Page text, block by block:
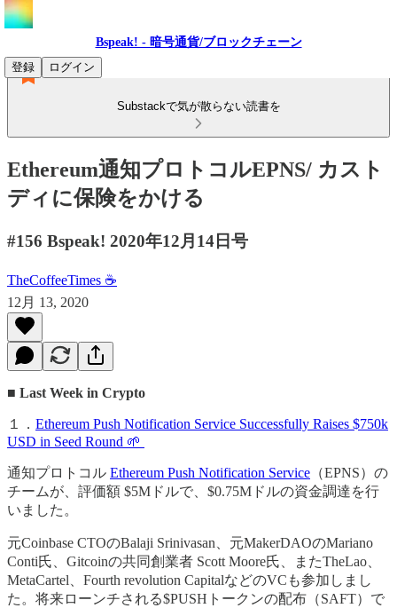
Bspeak! - 暗号通貨/ブロックチェーン
登録
ログイン
Substackで気が散らない読書を
Ethereum通知プロトコルEPNS/ カスト
ディに保険をかける
#156 Bspeak! 2020年12月14日号
TheCoffeeTimes ☕
12月 13, 2020
■ Last Week in Crypto
１． Ethereum Push Notification Service Successfully Raises $750k
USD in Seed Round 🌱
通知プロトコル Ethereum Push Notification Service （EPNS）の
チームが、評価額 $5Mドルで、$0.75Mドルの資金調達を行
いました。
元Coinbase CTOのBalaji Srinivasan、元MakerDAOのMariano
Conti氏、Gitcoinの共同創業者 Scott Moore氏、またTheLao、
MetaCartel、Fourth revolution CapitalなどのVCも参加しまし
た。将来ローンチされる$PUSHトークンの配布（SAFT）で